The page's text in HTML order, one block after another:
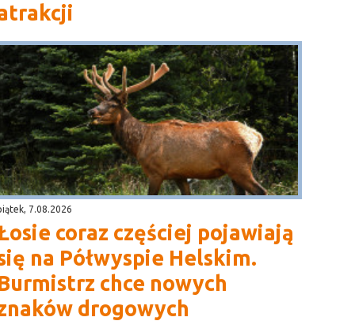
7.08.2026
coraz częściej pojawiają
na Półwyspie Helskim.
chce nowych
drogowych